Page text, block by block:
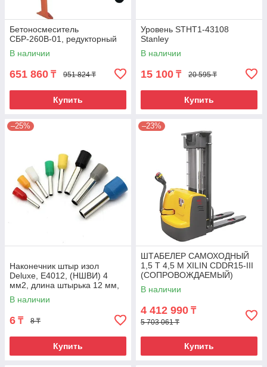
Бетоносмеситель
СБР-260В-01, редукторный
В наличии
651 860 ₸ 951 824 ₸
Купить
Уровень STHT1-43108
Stanley
В наличии
15 100 ₸ 20 595 ₸
Купить
–25%
Наконечник штыр изол
Deluxe, Е4012, (НШВИ) 4
мм2, длина штырька 12 мм,
(1000 шт/упак)
В наличии
6 ₸ 8 ₸
Купить
–23%
ШТАБЕЛЕР САМОХОДНЫЙ
1,5 Т 4,5 М XILIN CDDR15-III
(СОПРОВОЖДАЕМЫЙ)
В наличии
4 412 990 ₸
5 703 061 ₸
Купить